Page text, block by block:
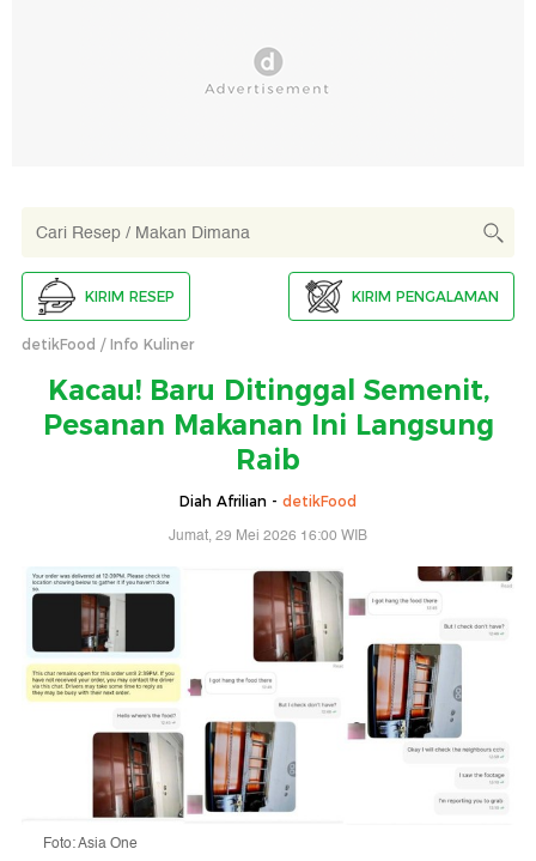
KIRIM RESEP KIRIM PENGALAMAN
detikFood Info Kuliner
Kacau! Baru Ditinggal Semenit,
Pesanan Makanan Ini Langsung
Raib
Diah Afrilian - detikFood
Jumat, 29 Mei 2026 16:00 WIB
Foto: Asia One